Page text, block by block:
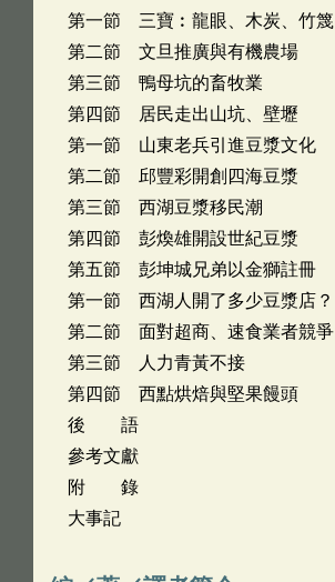
第一節 三寶︰龍眼、木炭、竹篾
第二節 文旦推廣與有機農場
第三節 鴨母坑的畜牧業
第四節 居民走出山坑、壁壢
第一節 山東老兵引進豆漿文化
第二節 邱豐彩開創四海豆漿
第三節 西湖豆漿移民潮
第四節 彭煥雄開設世紀豆漿
第五節 彭坤城兄弟以金獅註冊
第一節 西湖人開了多少豆漿店？
第二節 面對超商、速食業者競爭
第三節 人力青黃不接
第四節 西點烘焙與堅果饅頭
後 語
參考文獻
附 錄
大事記